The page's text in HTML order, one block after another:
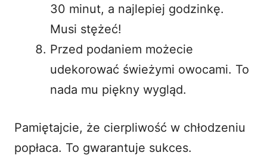
30 minut, a najlepiej godzinkę.
Musi stężeć!
Przed podaniem możecie
udekorować świeżymi owocami. To
nada mu piękny wygląd.
Pamiętajcie, że cierpliwość w chłodzeniu
popłaca. To gwarantuje sukces.